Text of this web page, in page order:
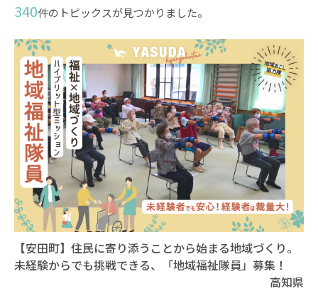
340件のトピックスが見つかりました。
【安田町】住民に寄り添うことから始まる地域づくり。
未経験からでも挑戦できる、「地域福祉隊員」募集！
高知県